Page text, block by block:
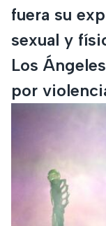
fuera su
sexual y
Los
por